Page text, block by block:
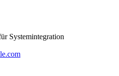
Systemintegration